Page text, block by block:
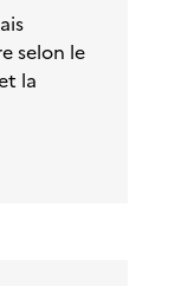
selon le
la